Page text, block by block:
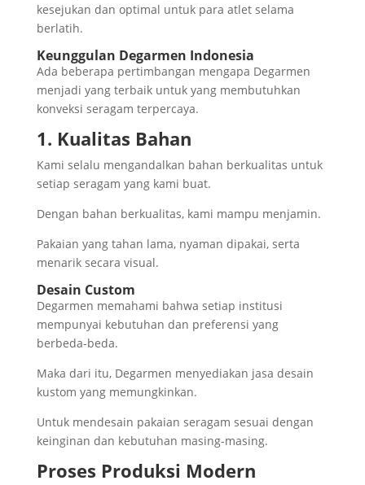
kesejukan dan optimal untuk para atlet selama
berlatih.
Keunggulan Degarmen Indonesia
Ada beberapa pertimbangan mengapa Degarmen
menjadi yang terbaik untuk yang membutuhkan
konveksi seragam terpercaya.
1. Kualitas Bahan
Kami selalu mengandalkan bahan berkualitas untuk
setiap seragam yang kami buat.
Dengan bahan berkualitas, kami mampu menjamin.
Pakaian yang tahan lama, nyaman dipakai, serta
menarik secara visual.
Desain Custom
Degarmen memahami bahwa setiap institusi
mempunyai kebutuhan dan preferensi yang
berbeda-beda.
Maka dari itu, Degarmen menyediakan jasa desain
kustom yang memungkinkan.
Untuk mendesain pakaian seragam sesuai dengan
keinginan dan kebutuhan masing-masing.
Proses Produksi Modern